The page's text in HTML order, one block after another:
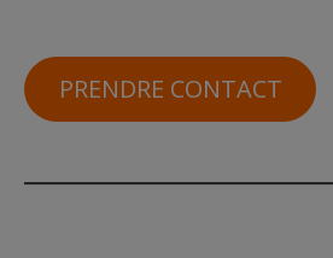
PRENDRE CONTACT